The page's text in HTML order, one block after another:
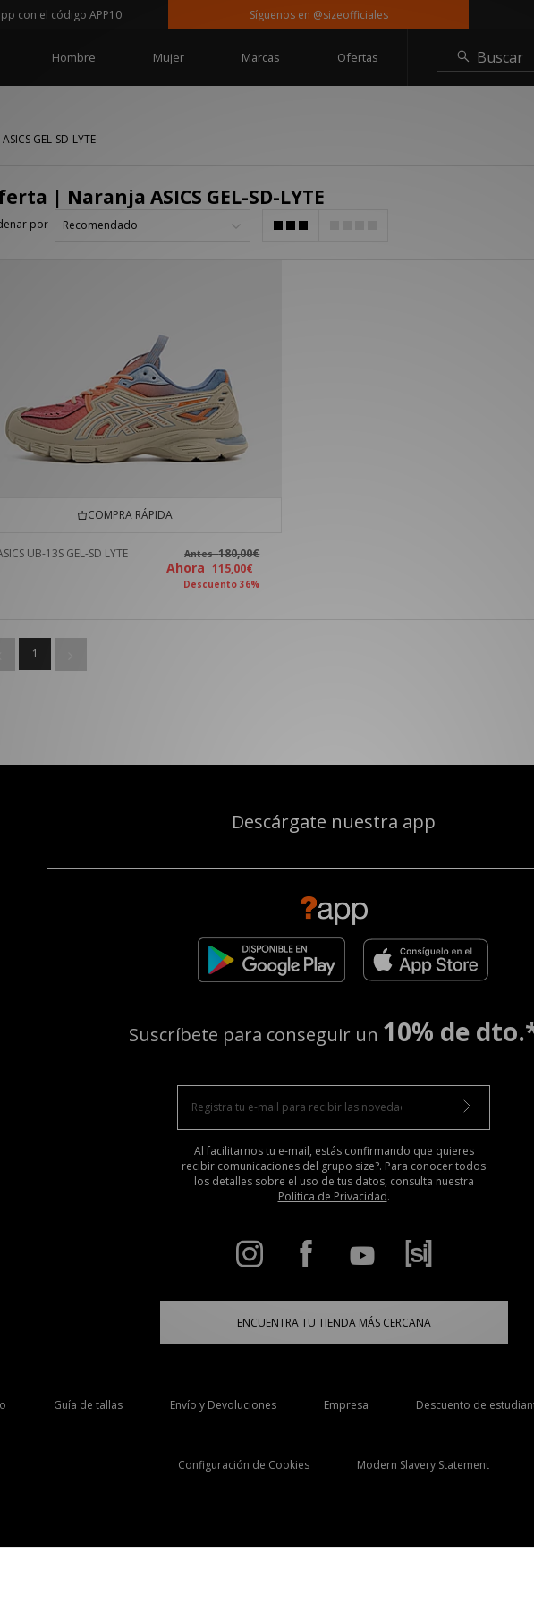
el código APP10 Síguenos en @sizeofficiales
Hombre Mujer Marcas Ofertas Buscar
GEL-SD-LYTE
| Naranja ASICS GEL-SD-LYTE
por
COMPRA RÁPIDA
UB-13S GEL-SD LYTE Antes180,00€
Ahora115,00€
Descuento 36%
1
Descárgate nuestra app
Suscríbete para conseguir un 10% de
Al facilitarnos tu e-mail, estás confirmando que quieres
recibir comunicaciones del grupo size?. Para conocer todos
los detalles sobre el uso de tus datos, consulta nuestra
Política de Privacidad.
ENCUENTRA TU TIENDA MÁS CERCANA
Guía de tallas Envío y Devoluciones Empresa Descuento de
Configuración de Cookies Modern Slavery Statement